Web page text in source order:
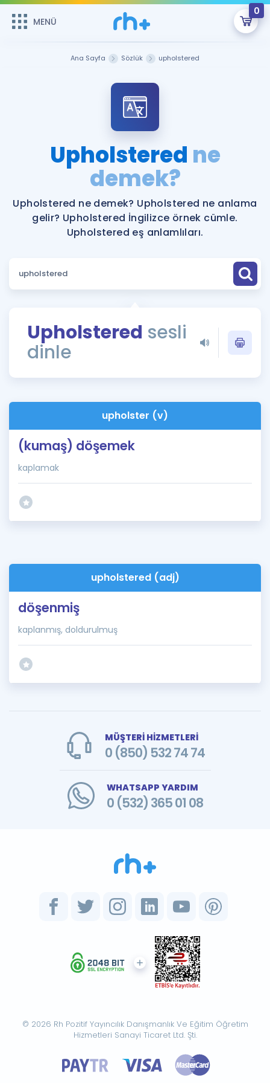
MENÜ
0
Şifremi Hatırlamıyorum
Sepetin Şu An Boş.
Remzi Hoca ile seni sınava hazırlayacak onlarca eğitim seni
bekliyor!
MENÜ
Katılımcı Görüşleri
Faydalı Araçlar
Ücretsiz Kaynaklar
ÖSYM Sınav Takvimi
Kampanyalar
İngilizce Gramer
İngilizce Gramer
Ana Sayfa Sözlük upholstered
Upholstered ne
demek?
Upholstered ne demek? Upholstered ne anlama
gelir? Upholstered İngilizce örnek cümle.
Upholstered eş anlamlıları.
Upholstered sesli
dinle
upholster (v)
(kumaş) döşemek
kaplamak
upholstered (adj)
döşenmiş
kaplanmış, doldurulmuş
MÜŞTERİ HİZMETLERİ
0 (850) 532 74 74
WHATSAPP YARDIM
0 (532) 365 01 08
© 2026 Rh Pozitif Yayıncılık Danışmanlık Ve Eğitim Öğretim
Hizmetleri Sanayi Ticaret Ltd. Şti.